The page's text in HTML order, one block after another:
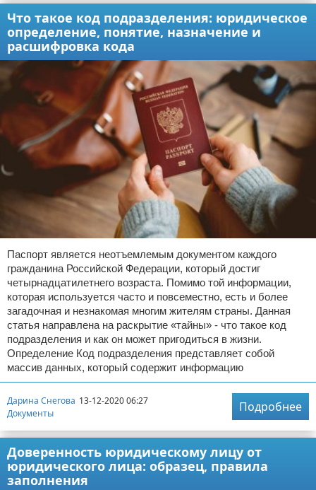
Что такое код подразделения: юридическое
определение, понятие, назначение и
расшифровка кода
Паспорт является неотъемлемым документом каждого
гражданина Российской Федерации, который достиг
четырнадцатилетнего возраста. Помимо той информации,
которая используется часто и повсеместно, есть и более
загадочная и незнакомая многим жителям страны. Данная
статья направлена на раскрытие «тайны» - что такое код
подразделения и как он может пригодиться в жизни.
Определение Код подразделения представляет собой
массив данных, который содержит информацию
Дарина Снегова 13-12-2020 06:27
Документы
Подробнее
Доверенность юридическому лицу от
юридического лица: образец, правила
заполнения